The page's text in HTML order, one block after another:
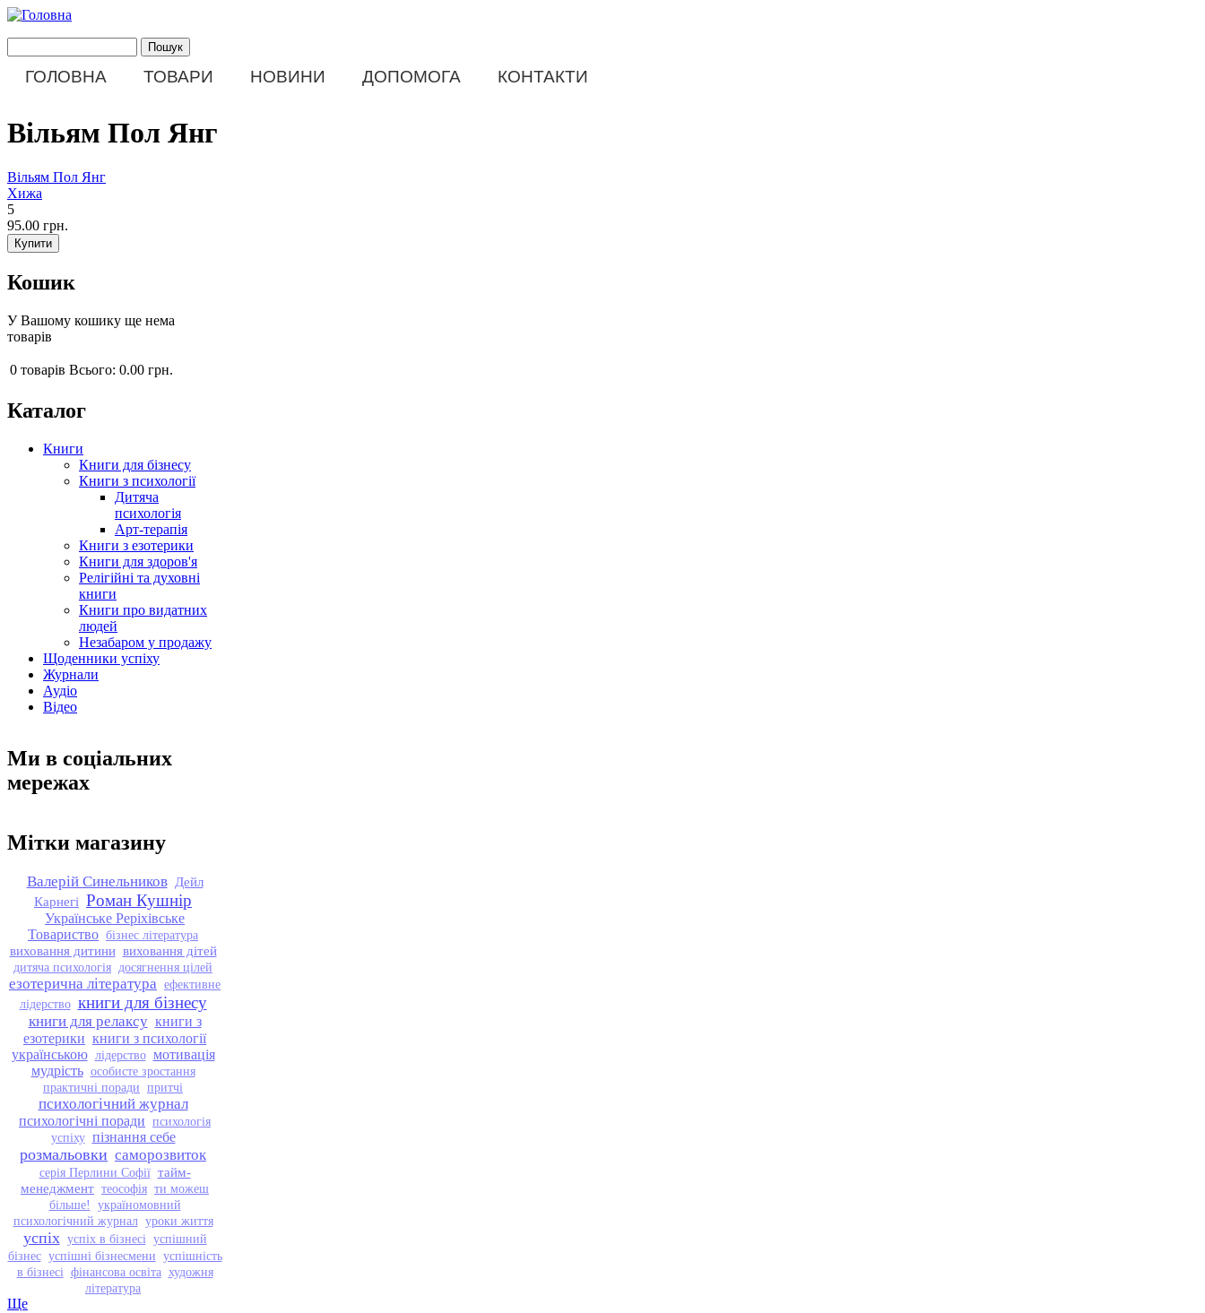
Перейти до основного матеріалу
Пошукова форма
Main menu
ГОЛОВНА ТОВАРИ НОВИНИ ДОПОМОГА КОНТАКТИ
Вільям Пол Янг
Вільям Пол Янг
Хижа
5
95.00 грн.
Кошик
У Вашому кошику ще нема
товарів
0 товарів Всього: 0.00 грн.
Каталог
Книги
Книги для бізнесу
Книги з психології
Дитяча
психологія
Арт-терапія
Книги з езотерики
Книги для здоров'я
Релігійні та духовні
книги
Книги про видатних
людей
Незабаром у продажу
Щоденники успіху
Журнали
Аудіо
Відео
Ми в соціальних
мережах
Мітки магазину
Валерій Синельников Дейл
Карнегі Роман Кушнір
Українське Реріхівське
Товариство бізнес література
виховання дитини виховання дітей
дитяча психологія досягнення цілей
езотерична література ефективне
лідерство книги для бізнесу
книги для релаксу книги з
езотерики книги з психології
українською лідерство мотивація
мудрість особисте зростання
практичні поради притчі
психологічний журнал
психологічні поради психологія
успіху пізнання себе
розмальовки саморозвиток
серія Перлини Софії тайм-
менеджмент теософія ти можеш
більше!
україномовний
психологічний журнал уроки життя
успіх успіх в бізнесі успішний
бізнес успішні бізнесмени успішність
в бізнесі фінансова освіта художня
література
Ще